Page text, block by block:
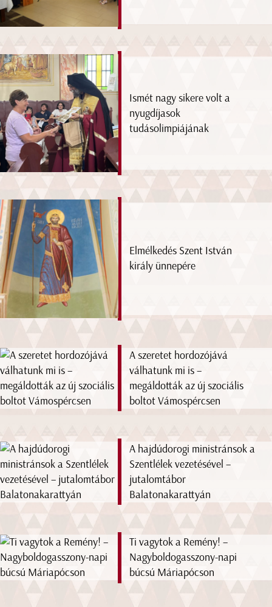
Ismét nagy sikere volt a
nyugdíjasok
tudásolimpiájának
Elmélkedés Szent István
király ünnepére
A szeretet hordozójává
válhatunk mi is –
megáldották az új szociális
boltot Vámospércsen
A hajdúdorogi ministránsok a
Szentlélek vezetésével –
jutalomtábor
Balatonakarattyán
Ti vagytok a Remény! –
Nagyboldogasszony-napi
búcsú Máriapócson